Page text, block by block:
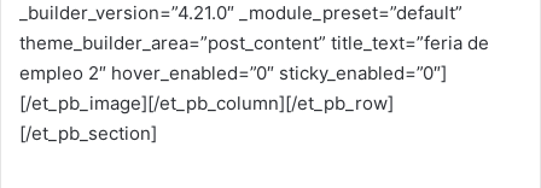
_builder_version=”4.21.0″ _module_preset=”default”
theme_builder_area=”post_content” title_text=”feria de
empleo 2″ hover_enabled=”0″ sticky_enabled=”0″]
[/et_pb_image][/et_pb_column][/et_pb_row]
[/et_pb_section]